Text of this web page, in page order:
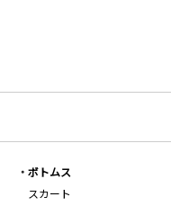
ボトムス
スカート